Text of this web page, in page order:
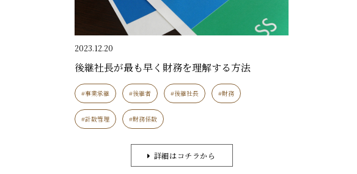
2023.12.20
後継社長が最も早く財務を理解する方法
#事業承継 #後継者 #後継社長 #財務
#計数管理 #財務係数
詳細はコチラから